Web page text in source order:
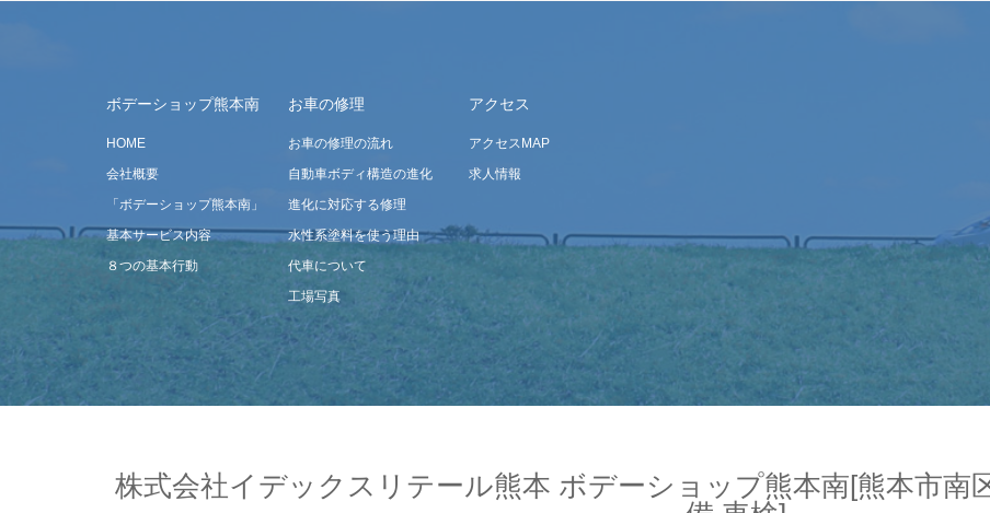
ボデーショップ熊本南
HOME
会社概要
「ボデーショップ熊本南」
基本サービス内容
８つの基本行動
お車の修理
お車の修理の流れ
自動車ボディ構造の進化
進化に対応する修理
水性系塗料を使う理由
代車について
工場写真
アクセス
アクセスMAP
求人情報
株式会社イデックスリテール熊本 ボデーショップ熊本南[熊本市南